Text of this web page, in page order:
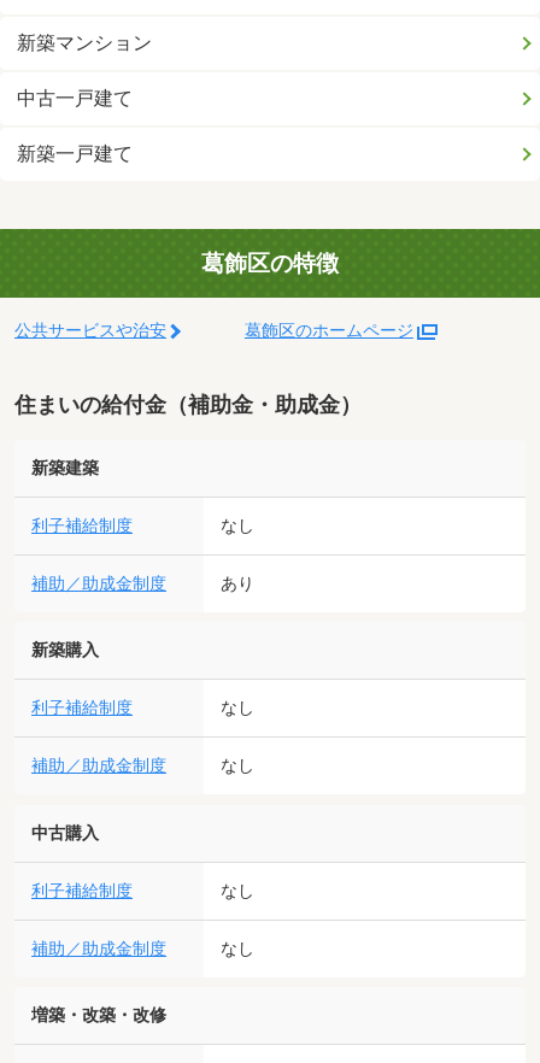
新築マンション
中古一戸建て
新築一戸建て
葛飾区の特徴
公共サービスや治安 葛飾区のホームページ
住まいの給付金（補助金・助成金）
新築建築
利子補給制度 なし
補助／助成金制度 あり
新築購入
利子補給制度 なし
補助／助成金制度 なし
中古購入
利子補給制度 なし
補助／助成金制度 なし
増築・改築・改修